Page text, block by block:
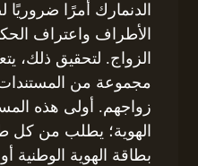
الدنمارك أمرًا
الأطراف واعتراف
الزواج. لتحقيق ذلك،
مجموعة من المستندات
زواجهم. أولى هذه
الهوية؛ يطلب من
بطاقة الهوية الوطنية